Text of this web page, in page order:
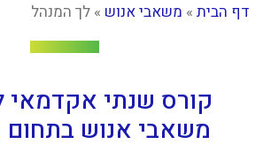
דף הבית» משאבי אנוש» לך המנהל
קורס שנתי
משאבי אנוש